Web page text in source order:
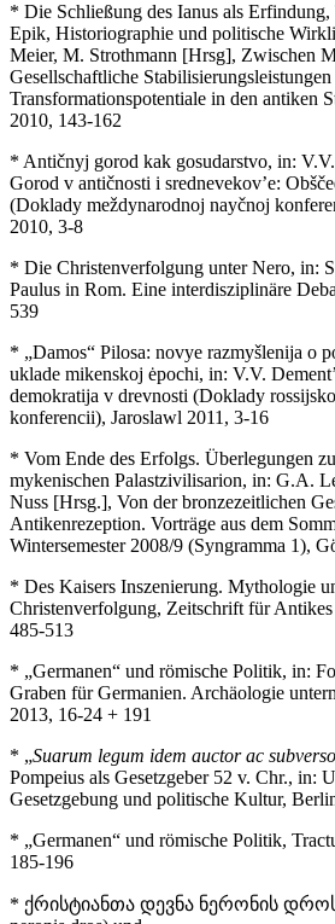
* Die Schließung des Ianus als
Epik, Historiographie und politische
Meier, M. Strothmann [Hrsg], Zwischen
Gesellschaftliche
Transformationspotentiale in den antiken
2010, 143-162
* Antičnyj gorod kak gosudarstvo, in:
Gorod v antičnosti i srednevekov’e:
(Doklady meždynarodnoj nayčnoj
2010, 3-8
* Die Christenverfolgung unter Nero, in:
Paulus in Rom. Eine interdisziplinäre
539
* „Damos“ Pilosa: novye razmyšlenija o
uklade mikenskoj ėpochi, in: V.V.
demokratija v drevnosti (Doklady
konferencii), Jaroslawl 2011, 3-16
* Vom Ende des Erfolgs. Überlegungen
mykenischen Palastzivilisarion, in: G.A.
Nuss [Hrsg.], Von der bronzezeitlichen
Antikenrezeption. Vorträge aus dem
Wintersemester 2008/9 (Syngramma 1),
* Des Kaisers Inszenierung. Mythologie
Christenverfolgung, Zeitschrift für
485-513
* „Germanen“ und römische Politik, in:
Graben für Germanien. Archäologie
2013, 16-24 + 191
* „Suarum legum idem auctor ac
Pompeius als Gesetzgeber 52 v. Chr., in:
Gesetzgebung und politische Kultur,
* „Germanen“ und römische Politik,
185-196
* ქრისტიანთა დევნა ნერონის დროს